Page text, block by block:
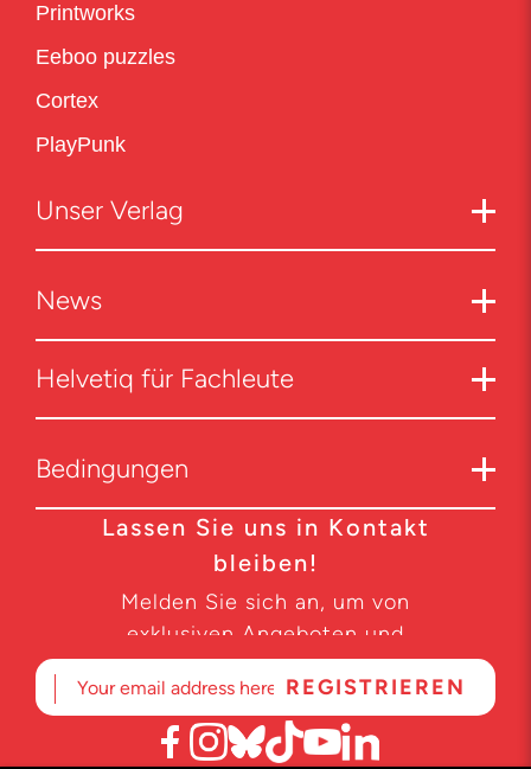
Printworks
Eeboo puzzles
Cortex
PlayPunk
Unser Verlag
News
Helvetiq für Fachleute
Bedingungen
Lassen Sie uns in Kontakt
bleiben!
Melden Sie sich an, um von
exklusiven Angeboten und
Produktneuheiten zu erfahren.